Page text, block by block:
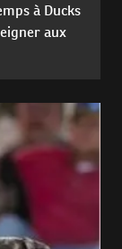
à Ducks
aux